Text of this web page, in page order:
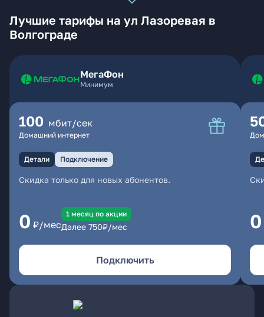
Лучшие тарифы на ул Лазоревая в
Волгограде
МегаФон
Минимум
100 мбит/сек
Домашний интернет
Детали Подключение
Скидка только для новых абонентов.
0 ₽/мес
1 месяц по акции
Далее 750₽/мес
Подключить
0